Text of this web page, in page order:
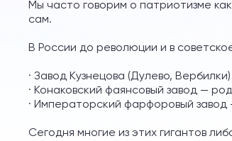
Мы часто говорим о патриотизме
сам.
В России до революции и в
· Завод Кузнецова (Дулево,
· Конаковский фаянсовый завод —
· Императорский фарфоровый завод
Сегодня многие из этих гигантов